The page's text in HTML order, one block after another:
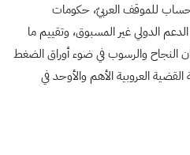
للموقف العربيّ، حكومات
الدولي غير المسبوق، وتقييم ما
والرسوب في ضوء أوراق الضغط
العروبية الأهم والأوحد في